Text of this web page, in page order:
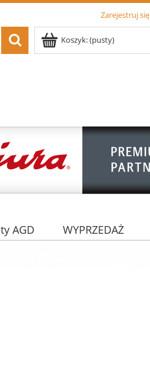
Zarejestruj się
Koszyk:(pusty)
AGD
WYPRZEDAŻ